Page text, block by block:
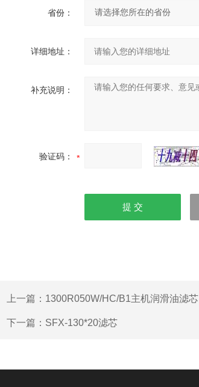
省份：
详细地址：
补充说明：
验证码：
上一篇： 1300R050W/HC/B1主机润滑油滤芯
下一篇： SFX-130*20滤芯